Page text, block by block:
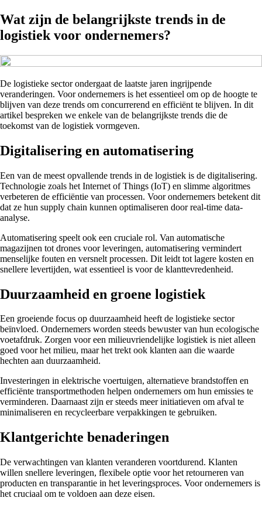
Wat zijn de belangrijkste trends in de
logistiek voor ondernemers?
De logistieke sector ondergaat de laatste jaren ingrijpende
veranderingen. Voor ondernemers is het essentieel om op de hoogte te
blijven van deze trends om concurrerend en efficiënt te blijven. In dit
artikel bespreken we enkele van de belangrijkste trends die de
toekomst van de logistiek vormgeven.
Digitalisering en automatisering
Een van de meest opvallende trends in de logistiek is de digitalisering.
Technologie zoals het Internet of Things (IoT) en slimme algoritmes
verbeteren de efficiëntie van processen. Voor ondernemers betekent dit
dat ze hun supply chain kunnen optimaliseren door real-time data-
analyse.
Automatisering speelt ook een cruciale rol. Van automatische
magazijnen tot drones voor leveringen, automatisering vermindert
menselijke fouten en versnelt processen. Dit leidt tot lagere kosten en
snellere levertijden, wat essentieel is voor de klanttevredenheid.
Duurzaamheid en groene logistiek
Een groeiende focus op duurzaamheid heeft de logistieke sector
beïnvloed. Ondernemers worden steeds bewuster van hun ecologische
voetafdruk. Zorgen voor een milieuvriendelijke logistiek is niet alleen
goed voor het milieu, maar het trekt ook klanten aan die waarde
hechten aan duurzaamheid.
Investeringen in elektrische voertuigen, alternatieve brandstoffen en
efficiënte transportmethoden helpen ondernemers om hun emissies te
verminderen. Daarnaast zijn er steeds meer initiatieven om afval te
minimaliseren en recycleerbare verpakkingen te gebruiken.
Klantgerichte benaderingen
De verwachtingen van klanten veranderen voortdurend. Klanten
willen snellere leveringen, flexibele optie voor het retourneren van
producten en transparantie in het leveringsproces. Voor ondernemers is
het cruciaal om te voldoen aan deze eisen.